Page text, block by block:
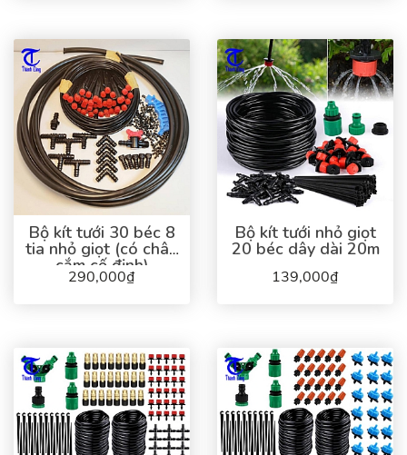
Bộ kít tưới 30 béc 8
tia nhỏ giọt (có chân
cắm cố định)
290,000₫
Bộ kít tưới nhỏ giọt
20 béc dây dài 20m
139,000₫